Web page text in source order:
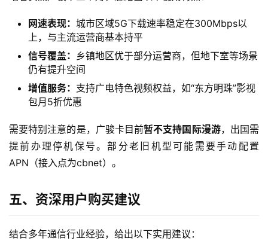
快
讯
更
页
网速表现： 城市区域5G下载速率稳定在300Mbps以
上，与主流运营商基本持平
信号覆盖： 乡镇地区优于部分运营商，但地下室等场景
仍有提升空间
增值服务： 支持广电特色视频权益，如“东方明珠”影视
包月5折优惠
需要特别注意的是，广骏卡目前暂不支持国际漫游，出国需
提前办理停机保号。部分老旧机型可能需要手动配置
APN（接入点为cbnet）。
五、资深用户购买建议
结合多年通信行业经验，给出以下实用建议：